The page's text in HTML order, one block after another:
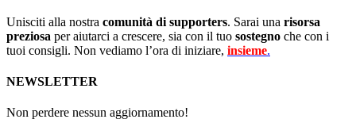
Unisciti alla nostra comunità di supporters. Sarai una risorsa
preziosa per aiutarci a crescere, sia con il tuo sostegno che con i
tuoi consigli. Non vediamo l’ora di iniziare, insieme.
NEWSLETTER
Non perdere nessun aggiornamento!